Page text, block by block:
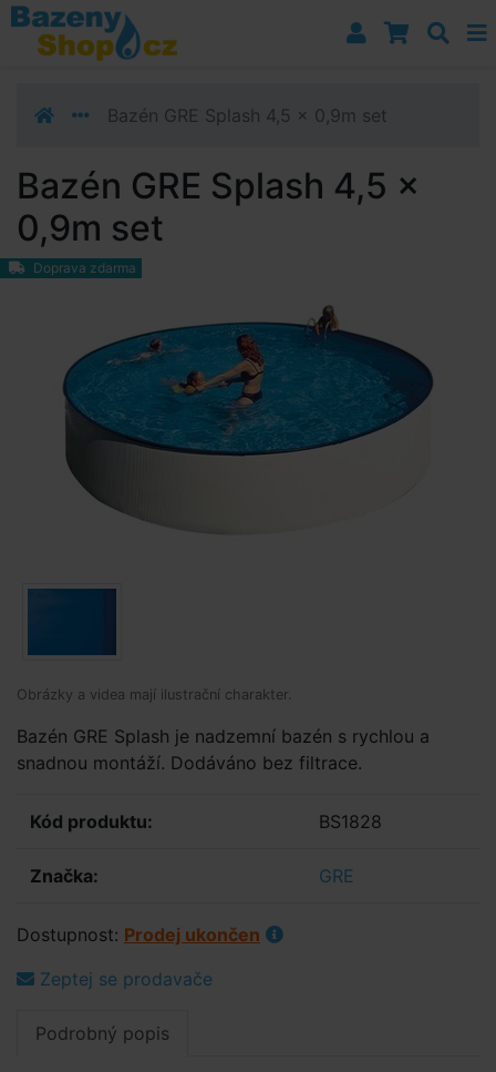
Přejít k navigaci
Přejít na obsah
Přejít k postrannímu sloupci
Bazén GRE Splash 4,5 x 0,9m set
Bazén GRE Splash 4,5 x
0,9m set
Doprava zdarma
Obrázky a videa mají ilustrační charakter.
Bazén GRE Splash je nadzemní bazén s rychlou a
snadnou montáží. Dodáváno bez filtrace.
Kód produktu: BS1828
Značka: GRE
Dostupnost: Prodej ukončen
Zeptej se prodavače
Podrobný popis